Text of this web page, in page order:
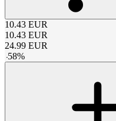
10.43 EUR
10.43 EUR
24.99 EUR
-58%